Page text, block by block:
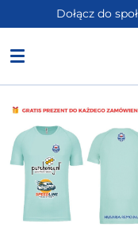
do
głównej
treści
Dołącz do